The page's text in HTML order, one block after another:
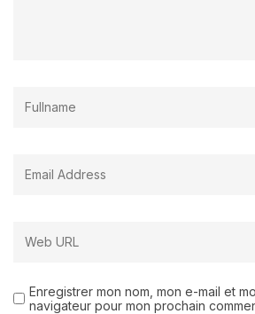
Enregistrer mon nom, mon e-mail et
navigateur pour mon prochain